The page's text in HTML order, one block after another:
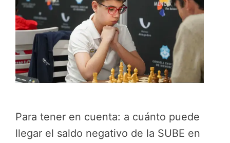
Para tener en cuenta: a cuánto puede
llegar el saldo negativo de la SUBE en